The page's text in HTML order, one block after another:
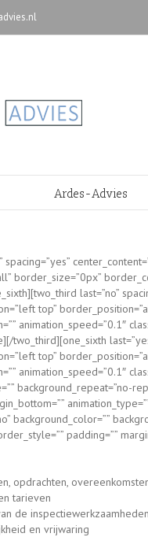
Ardes-Advies
spacing=”yes”
border_size=”0px”
last=”no”
top”
animation_speed=”0.1″
two_third][one_sixth
top”
animation_speed=”0.1″
background_repeat=”no-
background_color=””
padding=””
opdrachten,
tarieven
de
en vrijwaring